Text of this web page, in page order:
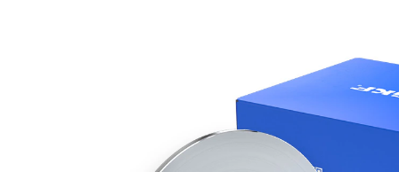
disc frâna